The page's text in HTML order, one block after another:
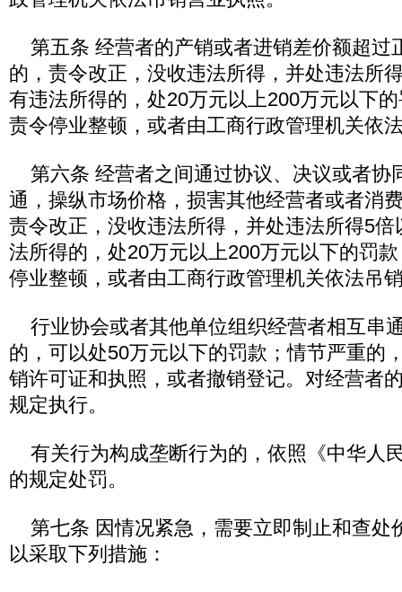
第五条 经营者的产销或者进销差价额超过
的，责令改正，没收违法所得，并处违法所
有违法所得的，处20万元以上200万元以下
责令停业整顿，或者由工商行政管理机关依
第六条 经营者之间通过协议、决议或者协
通，操纵市场价格，损害其他经营者或者消
责令改正，没收违法所得，并处违法所得5
法所得的，处20万元以上200万元以下的罚
停业整顿，或者由工商行政管理机关依法吊
行业协会或者其他单位组织经营者相互串
的，可以处50万元以下的罚款；情节严重的
销许可证和执照，或者撤销登记。对经营者
规定执行。
有关行为构成垄断行为的，依照《中华人
的规定处罚。
第七条 因情况紧急，需要立即制止和查处
以采取下列措施：